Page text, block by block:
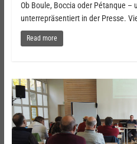
Ob Boule, Boccia oder Pétanque –
unterrepräsentiert in der Presse.
Read more